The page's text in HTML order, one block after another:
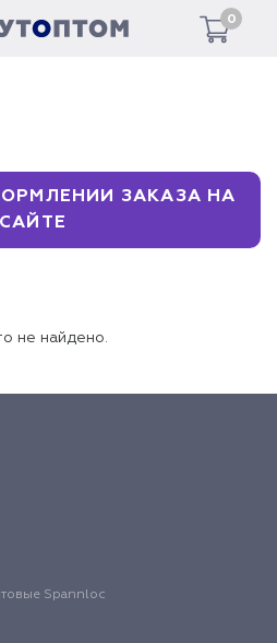
0
ЗАКАЗА НА
САЙТЕ
не найдено.
Spannloc